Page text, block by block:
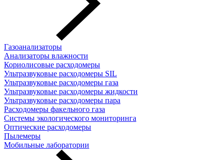
Газоанализаторы
Анализаторы влажности
Кориолисовые расходомеры
Ультразвуковые расходомеры SIL
Ультразвуковые расходомеры газа
Ультразвуковые расходомеры жидкости
Ультразвуковые расходомеры пара
Расходомеры факельного газа
Системы экологического мониторинга
Оптические расходомеры
Пылемеры
Мобильные лаборатории